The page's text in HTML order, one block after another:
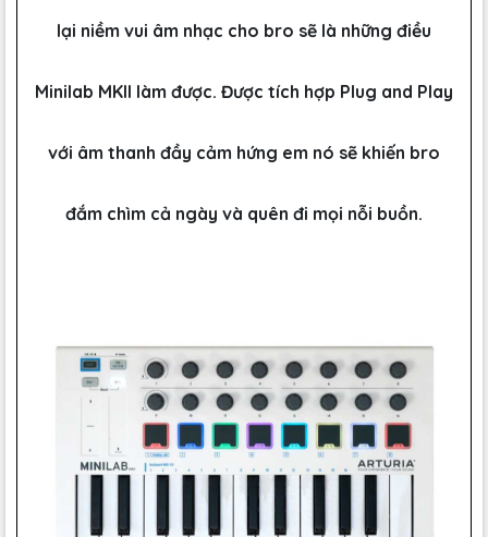
lại niềm vui âm nhạc cho bro sẽ là những điều
Minilab MKII làm được. Được tích hợp Plug and Play
với âm thanh đầy cảm hứng em nó sẽ khiến bro
đắm chìm cả ngày và quên đi mọi nỗi buồn.